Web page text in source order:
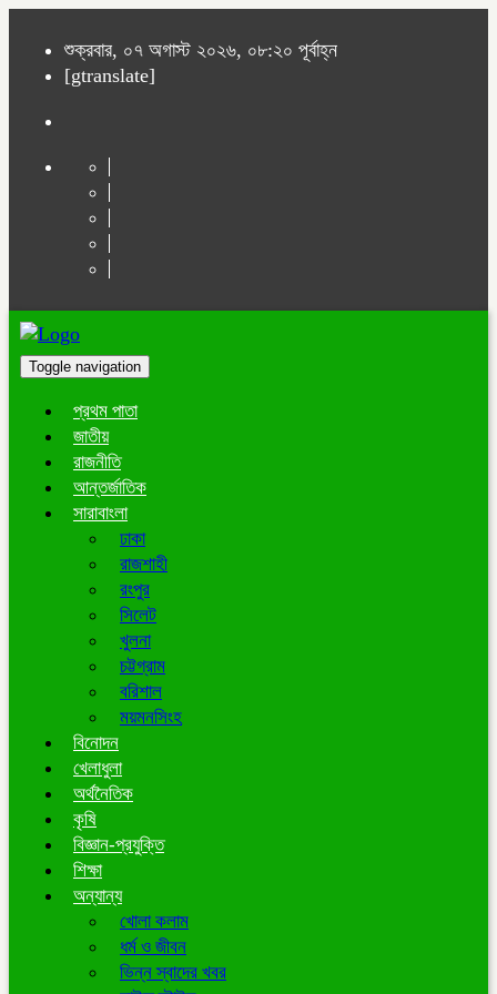
শুক্রবার, ০৭ অগাস্ট ২০২৬, ০৮:২০ পূর্বাহ্ন
[gtranslate]
Toggle navigation
প্রথম পাতা
জাতীয়
রাজনীতি
আন্তর্জাতিক
সারাবাংলা
ঢাকা
রাজশাহী
রংপুর
সিলেট
খুলনা
চট্টগ্রাম
বরিশাল
ময়মনসিংহ
বিনোদন
খেলাধুলা
অর্থনৈতিক
কৃষি
বিজ্ঞান-প্রযুক্তি
শিক্ষা
অন্যান্য
খোলা কলাম
ধর্ম ও জীবন
ভিন্ন স্বাদের খবর